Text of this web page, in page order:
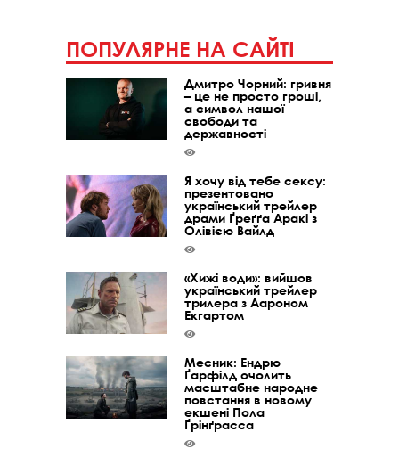
ПОПУЛЯРНЕ НА САЙТІ
Дмитро Чорний: гривня
– це не просто гроші,
а символ нашої
свободи та
державності
Я хочу від тебе сексу:
презентовано
український трейлер
драми Ґреґґа Аракі з
Олівією Вайлд
«Хижі води»: вийшов
український трейлер
трилера з Аароном
Екгартом
Месник: Ендрю
Ґарфілд очолить
масштабне народне
повстання в новому
екшені Пола
Ґрінґрасса